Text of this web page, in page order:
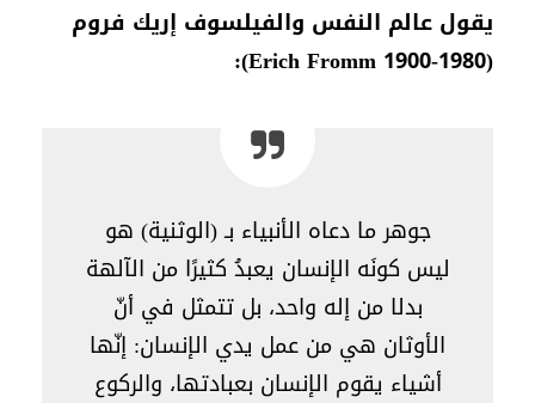
يقول عالم النفس والفيلسوف إريك فروم
(Erich Fromm 1900-1980):
جوهر ما دعاه الأنبياء بـ (الوثنية) هو
ليس كونَه الإنسان يعبدُ كثيرًا من الآلهة
بدلا من إله واحد، بل تتمثل في أنّ
الأوثان هي من عمل يدي الإنسان: إنّها
أشياء يقوم الإنسان بعبادتها، والركوع